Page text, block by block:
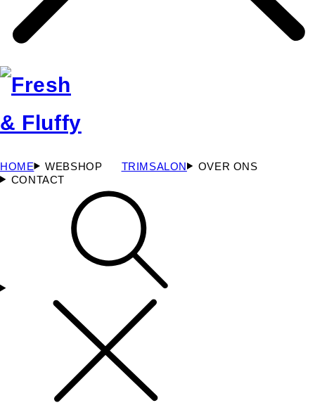
HOME WEBSHOP TRIMSALON
OVER ONS
CONTACT